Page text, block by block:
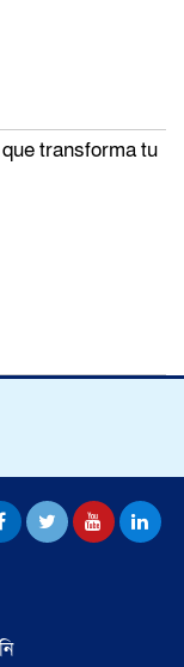
transforma tu